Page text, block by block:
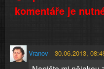
komentáře je
Vranov 30.06.2013,